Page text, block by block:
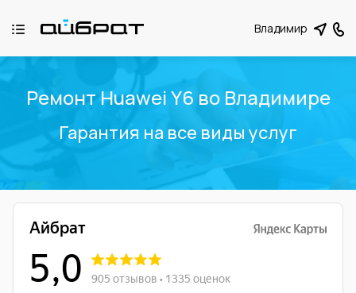
Владимир
Ремонт Huawei Y6 во Владимире
Гарантия на все виды услуг